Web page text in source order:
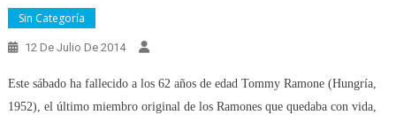
Sin Categoría
12 De Julio De 2014
Este sábado ha fallecido a los 62 años de edad Tommy Ramone (Hungría,
1952), el último miembro original de los Ramones que quedaba con vida,